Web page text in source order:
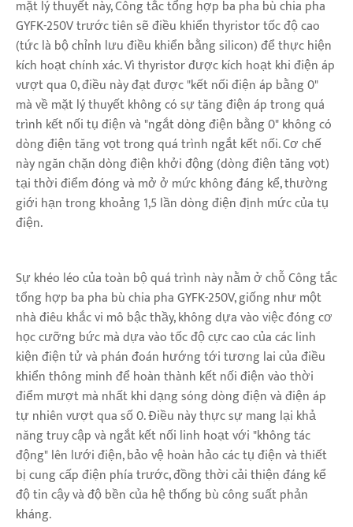
mặt lý thuyết này, Công tắc tổng hợp ba pha bù chia pha
GYFK-250V trước tiên sẽ điều khiển thyristor tốc độ cao
(tức là bộ chỉnh lưu điều khiển bằng silicon) để thực hiện
kích hoạt chính xác. Vì thyristor được kích hoạt khi điện áp
vượt qua 0, điều này đạt được "kết nối điện áp bằng 0"
mà về mặt lý thuyết không có sự tăng điện áp trong quá
trình kết nối tụ điện và "ngắt dòng điện bằng 0" không có
dòng điện tăng vọt trong quá trình ngắt kết nối. Cơ chế
này ngăn chặn dòng điện khởi động (dòng điện tăng vọt)
tại thời điểm đóng và mở ở mức không đáng kể, thường
giới hạn trong khoảng 1,5 lần dòng điện định mức của tụ
điện.
Sự khéo léo của toàn bộ quá trình này nằm ở chỗ Công tắc
tổng hợp ba pha bù chia pha GYFK-250V, giống như một
nhà điêu khắc vi mô bậc thầy, không dựa vào việc đóng cơ
học cưỡng bức mà dựa vào tốc độ cực cao của các linh
kiện điện tử và phán đoán hướng tới tương lai của điều
khiển thông minh để hoàn thành kết nối điện vào thời
điểm mượt mà nhất khi dạng sóng dòng điện và điện áp
tự nhiên vượt qua số 0. Điều này thực sự mang lại khả
năng truy cập và ngắt kết nối linh hoạt với "không tác
động" lên lưới điện, bảo vệ hoàn hảo các tụ điện và thiết
bị cung cấp điện phía trước, đồng thời cải thiện đáng kể
độ tin cậy và độ bền của hệ thống bù công suất phản
kháng.